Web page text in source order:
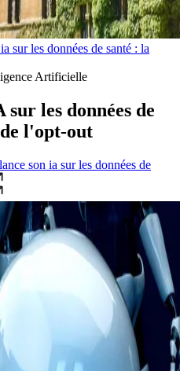
sur les données de santé : la
Artificielle
les données de
l'opt-out
son ia sur les données de